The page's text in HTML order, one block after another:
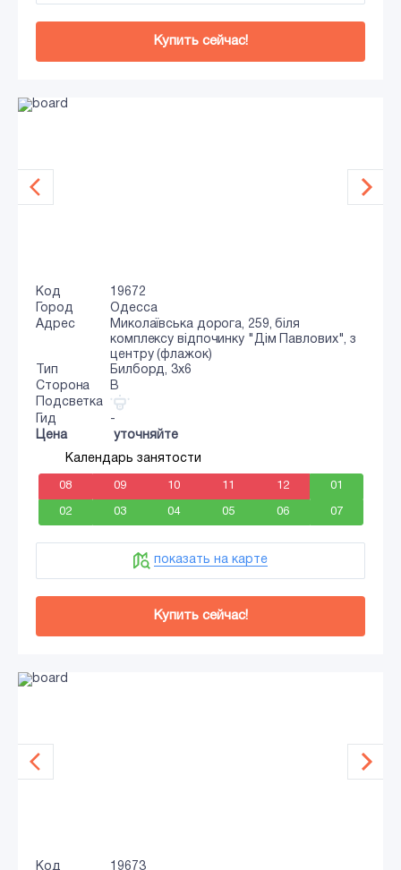
Купить сейчас!
Код
19672
Город
Одесса
Адрес
Миколаївська дорога, 259, біля
комплексу відпочинку "Дім Павлових", з
центру (флажок)
Тип
Билборд, 3x6
Сторона
B
Подсветка
Гид
-
Цена
уточняйте
Календарь занятости
08 09 10 11 12 01
02 03 04 05 06 07
показать на карте
Купить сейчас!
Код
19673